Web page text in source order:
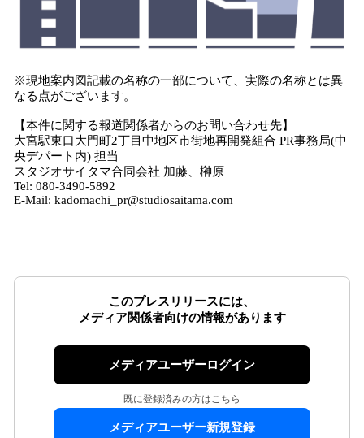
※現地案内図記載の名称の一部について、実際の名称とは異
なる点がございます。
【本件に関する報道関係者からのお問い合わせ先】
大宮駅東口大門町2丁目中地区市街地再開発組合 PR事務局(中
央デパート内) 担当
スタジオサイタマ合同会社 加藤、榊原
Tel: 080-3490-5892
E-Mail: kadomachi_pr@studiosaitama.com
このプレスリリースには、
メディア関係者向けの情報があります
メディアユーザーログイン
既に登録済みの方はこちら
メディアユーザー新規登録